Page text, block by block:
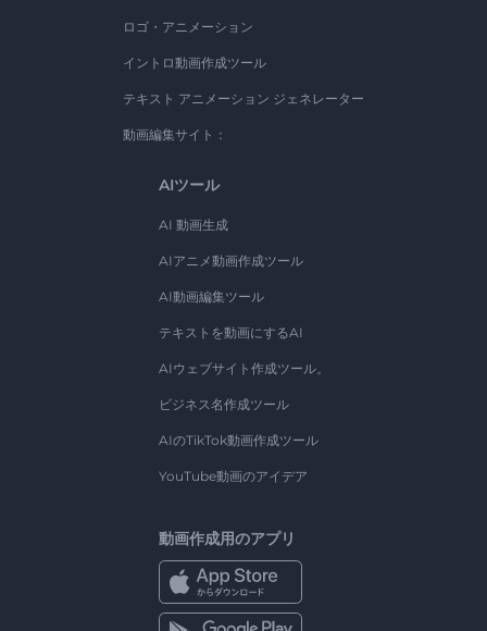
ロゴ・アニメーション
イントロ動画作成ツール
テキスト アニメーション ジェネレーター
動画編集サイト：
AIツール
AI 動画生成
AIアニメ動画作成ツール
AI動画編集ツール
テキストを動画にするAI
AIウェブサイト作成ツール。
ビジネス名作成ツール
AIのTikTok動画作成ツール
YouTube動画のアイデア
動画作成用のアプリ